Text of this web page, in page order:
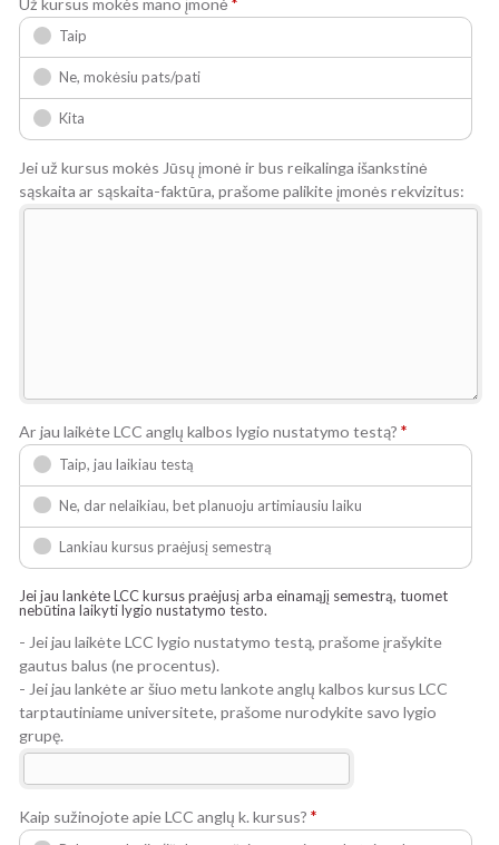
Taip
Ne, mokėsiu pats/pati
Kita
Jei už kursus mokės Jūsų įmonė ir bus reikalinga išankstinė
sąskaita ar sąskaita-faktūra, prašome palikite įmonės rekvizitus:
Ar jau laikėte LCC anglų kalbos lygio nustatymo testą? *
Taip, jau laikiau testą
Ne, dar nelaikiau, bet planuoju artimiausiu laiku
Lankiau kursus praėjusį semestrą
Jei jau lankėte LCC kursus praėjusį arba einamąjį semestrą, tuomet
nebūtina laikyti lygio nustatymo testo.
- Jei jau laikėte LCC lygio nustatymo testą, prašome įrašykite
gautus balus (ne procentus).
- Jei jau lankėte ar šiuo metu lankote anglų kalbos kursus LCC
tarptautiniame universitete, prašome nurodykite savo lygio
grupę.
Kaip sužinojote apie LCC anglų k. kursus? *